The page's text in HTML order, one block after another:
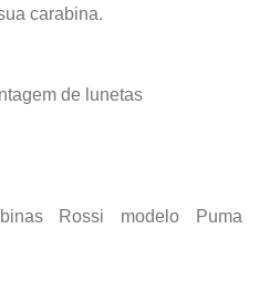
carabina.
de lunetas
Rossi modelo Puma